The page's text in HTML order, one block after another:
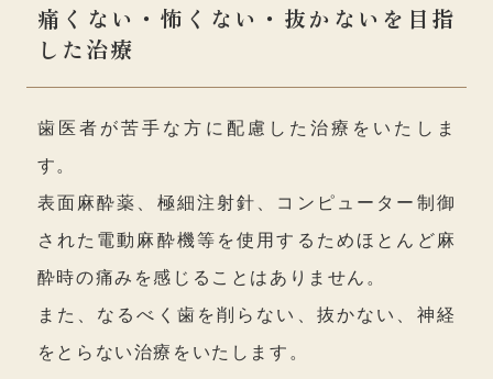
痛くない・怖くない・抜かないを目指
した治療
歯医者が苦手な方に配慮した治療をいたしま
す。
表面麻酔薬、極細注射針、コンピューター制御
された電動麻酔機等を使用するためほとんど麻
酔時の痛みを感じることはありません。
また、なるべく歯を削らない、抜かない、神経
をとらない治療をいたします。